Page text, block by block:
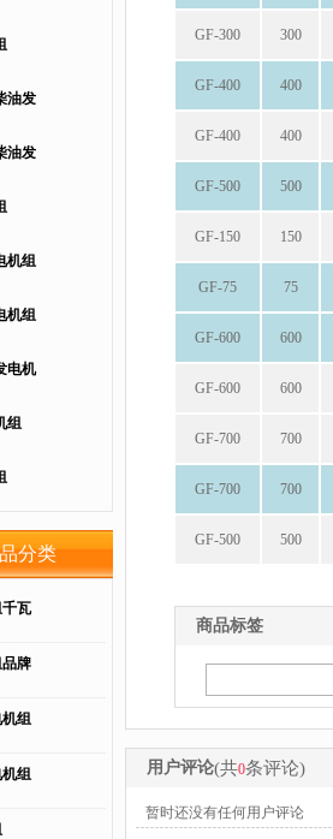
油发
油发
机组
机组
电机
组
分类
瓦
牌
机组
机组
GF-300 300
GF-400 400
GF-400 400
GF-500 500
GF-150 150
GF-75 75
GF-600 600
GF-600 600
GF-700 700
GF-700 700
GF-500 500
商品标签
用户评论(共0条评论)
暂时还没有任何用户评论